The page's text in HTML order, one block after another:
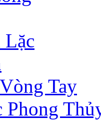
Lặc
Tay
Phong